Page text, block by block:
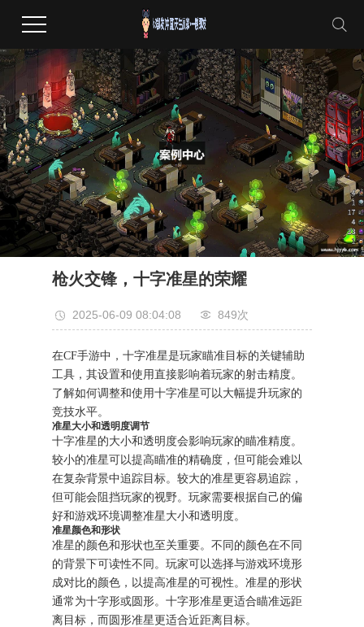
枪火交锋，十字准星的荣耀
2025-06-09 08:04:08 849次
在CF手游中，十字准星是玩家瞄准目标的关键辅助
工具，其设置和使用直接影响着玩家的射击精度。
了解如何调整和使用十字准星可以大幅提升玩家的
竞技水平。
准星大小和透明度调节
十字准星的大小和透明度会影响玩家的瞄准精度。
较小的准星可以提高瞄准的精确度，但可能会难以
在复杂背景中追踪目标。较大的准星更容易追踪，
但可能会阻挡玩家的视野。玩家需要根据自己的偏
好和游戏环境调整准星大小和透明度。
准星颜色和形状
准星的颜色和形状也至关重要。不同的颜色在不同
的背景下可读性不同。玩家可以选择与游戏环境形
成对比的颜色，以提高准星的可视性。准星的形状
通常为十字形或圆形。十字形准星更适合瞄准远距
离目标，而圆形准星更适合近距离目标。